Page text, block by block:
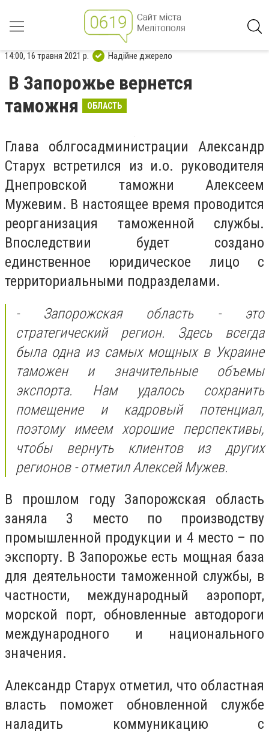
14:00, 16 травня 2021 р. Надійне джерело
В Запорожье вернется
таможня
ОБЛАСТЬ
Глава облгосадминистрации Александр
Старух встретился из и.о. руководителя
Днепровской таможни Алексеем
Мужевим. В настоящее время проводится
реорганизация таможенной службы.
Впоследствии будет создано
единственное юридическое лицо с
территориальными подразделами.
- Запорожская область - это
стратегический регион. Здесь всегда
была одна из самых мощных в Украине
таможен и значительные объемы
экспорта. Нам удалось сохранить
помещение и кадровый потенциал,
поэтому имеем хорошие перспективы,
чтобы вернуть клиентов из других
регионов - отметил Алексей Мужев.
В прошлом году Запорожская область
заняла 3 место по производству
промышленной продукции и 4 место – по
экспорту. В Запорожье есть мощная база
для деятельности таможенной службы, в
частности, международный аэропорт,
морской порт, обновленные автодороги
международного и национального
значения.
Александр Старух отметил, что областная
власть поможет обновленной службе
наладить коммуникацию с